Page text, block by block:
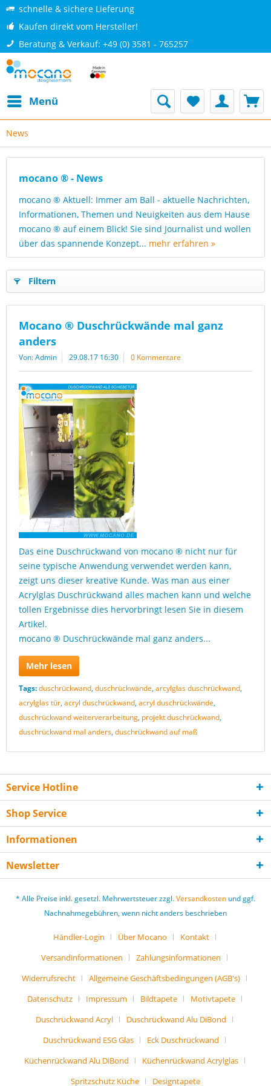
schnelle & sichere Lieferung
Kaufen direkt vom Hersteller!
Beratung & Verkauf: +49 (0) 3581 - 765257
Menü
News
mocano ® - News
mocano ® Aktuell: Immer am Ball - aktuelle Nachrichten,
Informationen, Themen und Neuigkeiten aus dem Hause
mocano ® auf einem Blick! Sie sind Journalist und wollen
über das spannende Konzept... mehr erfahren »
Filtern
Mocano ® Duschrückwände mal ganz
anders
Von: Admin 29.08.17 16:30 0 Kommentare
Das eine Duschrückwand von mocano ® nicht nur für
seine typische Anwendung verwendet werden kann,
zeigt uns dieser kreative Kunde. Was man aus einer
Acrylglas Duschrückwand alles machen kann und welche
tollen Ergebnisse dies hervorbringt lesen Sie in diesem
Artikel.
mocano ® Duschrückwände mal ganz anders...
Mehr lesen
Tags:duschrückwand, duschrückwände, arcylglas duschrückwand,
acrylglas tür, acryl duschrückwand, acryl duschrückwände,
duschrückwand weiterverarbeitung, projekt duschrückwand,
duschrückwand mal anders, duschrückwand auf maß
Service Hotline
Shop Service
Informationen
Newsletter
* Alle Preise inkl. gesetzl. Mehrwertsteuer zzgl.Versandkosten und ggf.
Nachnahmegebühren, wenn nicht anders beschrieben
Händler-Login Über Mocano
Kontakt
Versandinformationen
Zahlungsinformationen
Widerrufsrecht
Allgemeine Geschäftsbedingungen (AGB's)
Datenschutz
Impressum Bildtapete
Motivtapete
Duschrückwand Acryl
Duschrückwand Alu DiBond
Duschrückwand ESG Glas
Eck Duschrückwand
Küchenrückwand Alu DiBond
Küchenrückwand Acrylglas
Spritzschutz Küche
Designtapete